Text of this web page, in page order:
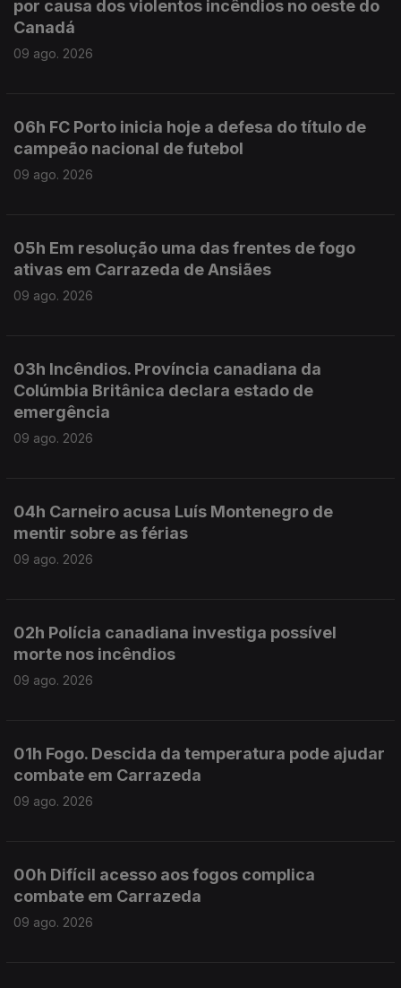
por causa dos violentos incêndios no oeste do
Canadá
09 ago. 2026
06h FC Porto inicia hoje a defesa do título de
campeão nacional de futebol
09 ago. 2026
05h Em resolução uma das frentes de fogo
ativas em Carrazeda de Ansiães
09 ago. 2026
03h Incêndios. Província canadiana da
Colúmbia Britânica declara estado de
emergência
09 ago. 2026
04h Carneiro acusa Luís Montenegro de
mentir sobre as férias
09 ago. 2026
02h Polícia canadiana investiga possível
morte nos incêndios
09 ago. 2026
01h Fogo. Descida da temperatura pode ajudar
combate em Carrazeda
09 ago. 2026
00h Difícil acesso aos fogos complica
combate em Carrazeda
09 ago. 2026